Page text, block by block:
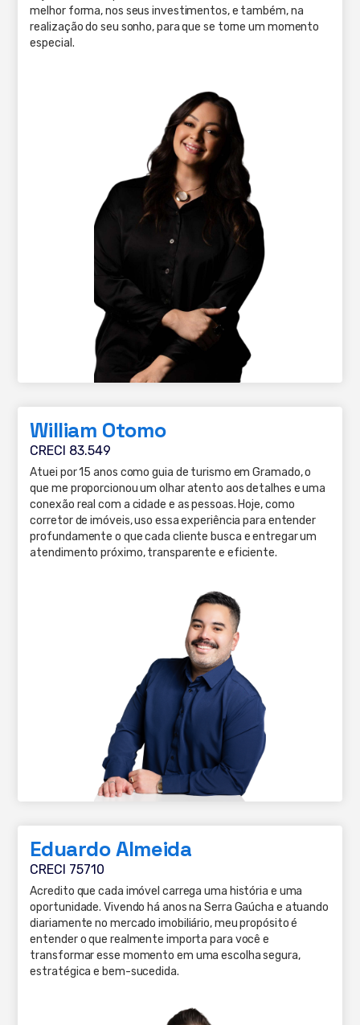
melhor forma, nos seus investimentos, e também, na
realização do seu sonho, para que se torne um momento
especial.
William Otomo
CRECI 83.549
Atuei por 15 anos como guia de turismo em Gramado, o
que me proporcionou um olhar atento aos detalhes e uma
conexão real com a cidade e as pessoas. Hoje, como
corretor de imóveis, uso essa experiência para entender
profundamente o que cada cliente busca e entregar um
atendimento próximo, transparente e eficiente.
Eduardo Almeida
CRECI 75710
Acredito que cada imóvel carrega uma história e uma
oportunidade. Vivendo há anos na Serra Gaúcha e atuando
diariamente no mercado imobiliário, meu propósito é
entender o que realmente importa para você e
transformar esse momento em uma escolha segura,
estratégica e bem-sucedida.